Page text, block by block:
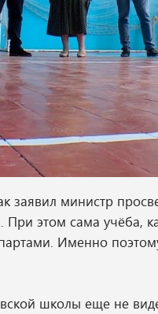
заявил министр
При этом сама учёба,
Именно
школы еще не